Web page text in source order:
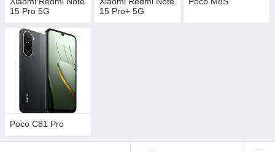
15 Pro 5G
15 Pro+ 5G
Poco C81 Pro